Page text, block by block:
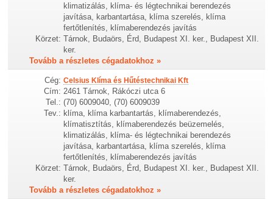
klimatizálás, klíma- és légtechnikai berendezés
javítása, karbantartása, klíma szerelés, klíma
fertőtlenítés, klímaberendezés javítás
Körzet: Tárnok, Budaörs, Érd, Budapest XI. ker., Budapest XII.
ker.
Tovább a részletes cégadatokhoz »
Cég: Celsius Klíma és Hűtéstechnikai Kft
Cím: 2461 Tárnok, Rákóczi utca 6
Tel.: (70) 6009040, (70) 6009039
Tev.: klíma, klíma karbantartás, klímaberendezés,
klímatisztítás, klímaberendezés beüzemelés,
klimatizálás, klíma- és légtechnikai berendezés
javítása, karbantartása, klíma szerelés, klíma
fertőtlenítés, klímaberendezés javítás
Körzet: Tárnok, Budaörs, Érd, Budapest XI. ker., Budapest XII.
ker.
Tovább a részletes cégadatokhoz »